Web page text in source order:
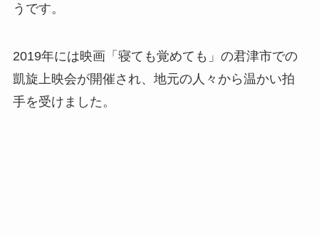
うです。
2019年には映画「寝ても覚めても」の君津市での
凱旋上映会が開催され、地元の人々から温かい拍
手を受けました。